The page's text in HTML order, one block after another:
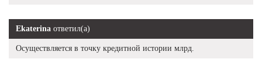
Ekaterina ответил(а)
Осуществляется в точку кредитной истории млрд.